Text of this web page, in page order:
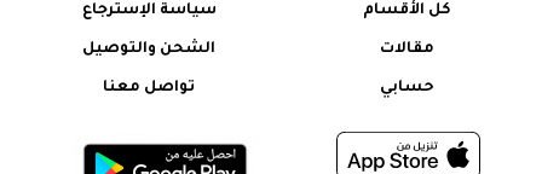
كل الأقسام
مقالات
حسابي
سياسة الإسترجاع
الشحن والتوصيل
تواصل معنا